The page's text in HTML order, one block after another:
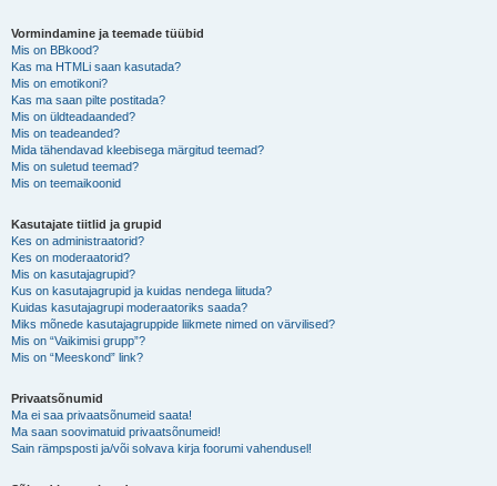
Vormindamine ja teemade tüübid
Mis on BBkood?
Kas ma HTMLi saan kasutada?
Mis on emotikoni?
Kas ma saan pilte postitada?
Mis on üldteadaanded?
Mis on teadeanded?
Mida tähendavad kleebisega märgitud teemad?
Mis on suletud teemad?
Mis on teemaikoonid
Kasutajate tiitlid ja grupid
Kes on administraatorid?
Kes on moderaatorid?
Mis on kasutajagrupid?
Kus on kasutajagrupid ja kuidas nendega liituda?
Kuidas kasutajagrupi moderaatoriks saada?
Miks mõnede kasutajagruppide liikmete nimed on värvilised?
Mis on “Vaikimisi grupp”?
Mis on “Meeskond” link?
Privaatsõnumid
Ma ei saa privaatsõnumeid saata!
Ma saan soovimatuid privaatsõnumeid!
Sain rämpsposti ja/või solvava kirja foorumi vahendusel!